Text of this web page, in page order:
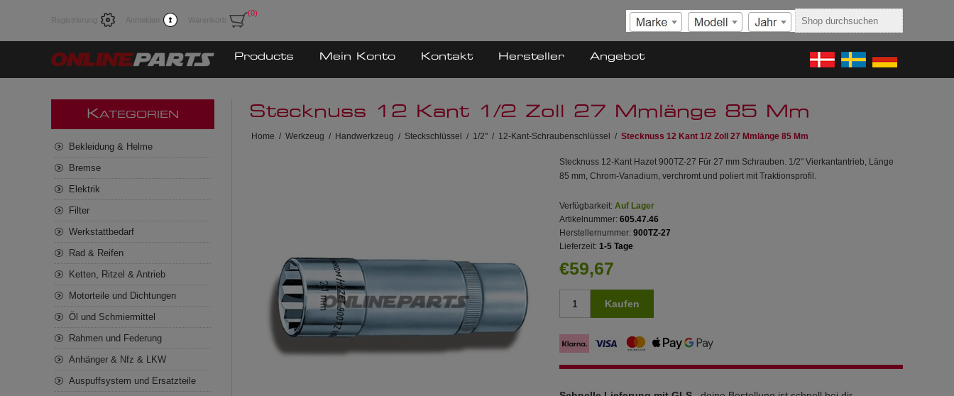
Registrierung Anmelden Warenkorb
(0)
Products Mein Konto Kontakt Hersteller Angebot
Stecknuss 12 Kant 1/2 Zoll 27 Mmlänge 85 Mm
Home / Werkzeug / Handwerkzeug / Steckschlüssel / 1/2" / 12-Kant-Schraubenschlüssel / Stecknuss 12 Kant 1/2 Zoll 27 Mmlänge 85 Mm
Stecknuss 12-Kant Hazet 900TZ-27 Für 27 mm Schrauben. 1/2" Vierkantantrieb, Länge
85 mm, Chrom-Vanadium, verchromt und poliert mit Traktionsprofil.
Verfügbarkeit: Auf Lager
Artikelnummer: 605.47.46
Herstellernummer: 900TZ-27
Lieferzeit: 1-5 Tage
€59,67
Kaufen
KATEGORIEN
Bekleidung & Helme
Bremse
Elektrik
Filter
Werkstattbedarf
Rad & Reifen
Ketten, Ritzel & Antrieb
Motorteile und Dichtungen
Öl und Schmiermittel
Rahmen und Federung
Anhänger & Nfz & LKW
Auspuffsystem und Ersatzteile